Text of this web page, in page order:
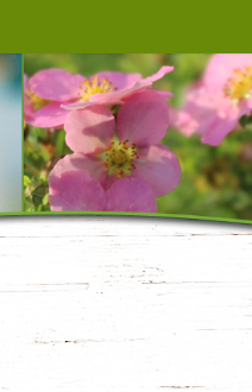
BAUMSCHULE
BROERMANN